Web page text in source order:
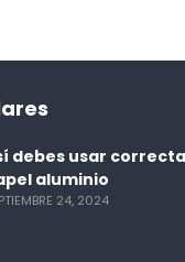
debes usar
aluminio
24, 2024